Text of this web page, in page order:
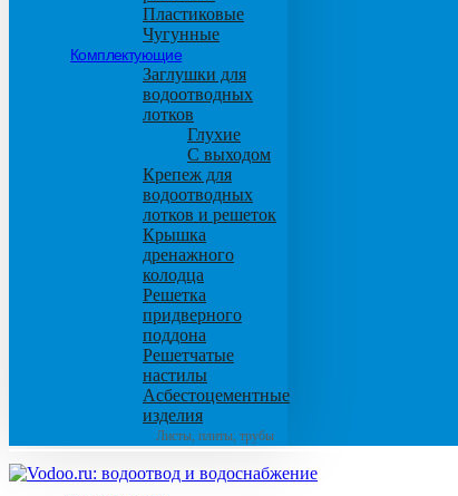
Пластиковые
Чугунные
Комплектующие
Заглушки для
водоотводных
лотков
Глухие
С выходом
Крепеж для
водоотводных
лотков и решеток
Крышка
дренажного
колодца
Решетка
придверного
поддона
Решетчатые
настилы
Асбестоцементные
изделия
Листы, плиты, трубы